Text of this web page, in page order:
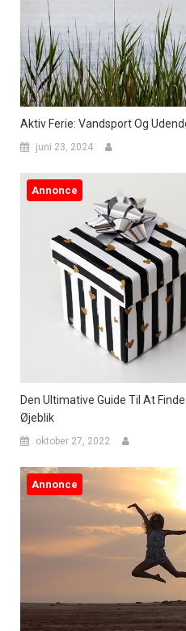
Aktiv Ferie: Vandsport Og
juni 23, 2024
Annonce
Den Ultimative Guide Til At
Øjeblik
oktober 27, 2022
Annonce